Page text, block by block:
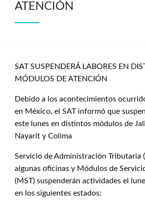
ATENCIÓN
SAT SUSPENDERÁ LABORES EN
MÓDULOS DE ATENCIÓN
Debido a los acontecimientos
en México, el SAT informó que
este lunes en distintos módulos de
Nayarit y Colima
Servicio de Administración Tributaria
algunas oficinas y Módulos de
(MST) suspenderán actividades el
en los siguientes estados: